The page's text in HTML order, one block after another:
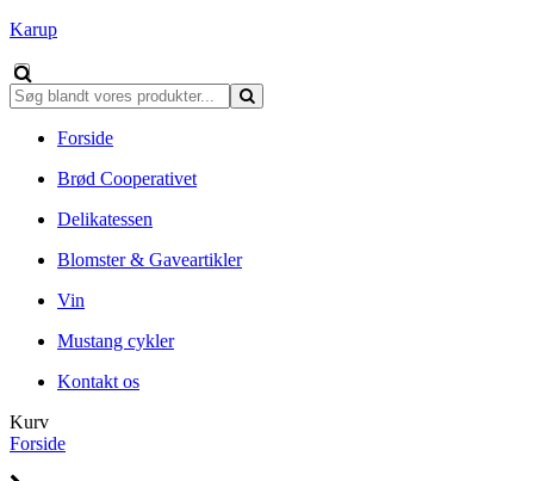
Karup
Forside
Brød Cooperativet
Delikatessen
Blomster & Gaveartikler
Vin
Mustang cykler
Kontakt os
Kurv
Forside